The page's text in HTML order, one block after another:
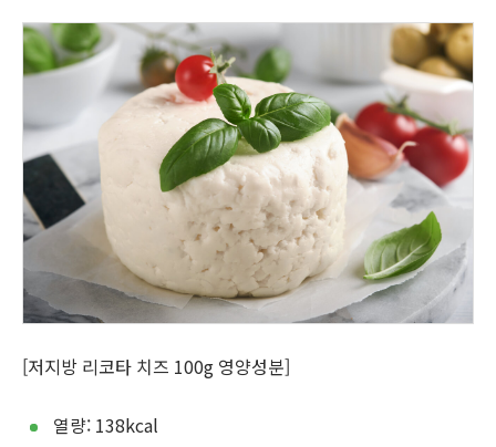
[저지방 리코타 치즈 100g 영양성분]
열량: 138kcal